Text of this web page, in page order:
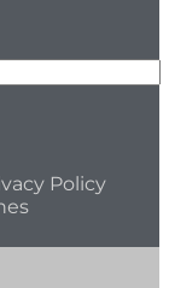
Policy